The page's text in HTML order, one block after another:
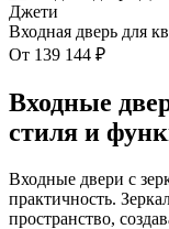
Джети
Входная дверь для
От 139 144 ₽
Входные
стиля и
Входные двери с
практичность.
пространство,